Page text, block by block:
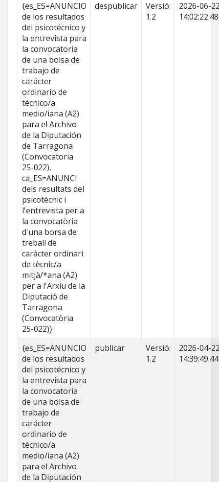
{es_ES=ANUNCIO
de los resultados
del psicotécnico y
la entrevista para
la convocatoria
de una bolsa de
trabajo de
carácter
ordinario de
técnico/a
medio/iana (A2)
para el Archivo
de la Diputación
de Tarragona
(Convocatoria
25-022),
ca_ES=ANUNCI
dels resultats del
psicotècnic i
l'entrevista per a
la convocatòria
d'una borsa de
treball de
caràcter ordinari
de tècnic/a
mitjà/*ana (A2)
per a l'Arxiu de la
Diputació de
Tarragona
(Convocatòria
25-022)}
despublicar
Versió:
1.2
2026-06-
{es_ES=ANUNCIO
de los resultados
del psicotécnico y
la entrevista para
la convocatoria
de una bolsa de
trabajo de
carácter
ordinario de
técnico/a
medio/iana (A2)
para el Archivo
de la Diputación
publicar
Versió:
1.2
2026-04-